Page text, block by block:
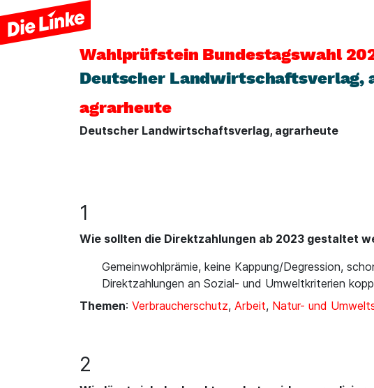
Wahlprüfstein Bundestagswahl
Deutscher Landwirtschaftsverlag,
agrarheute
Deutscher Landwirtschaftsverlag, agrarheute
1
Wie sollten die Direktzahlungen ab 2023 gestaltet
Gemeinwohlprämie, keine Kappung/Degression,
Direktzahlungen an Sozial- und Umweltkriterien
Themen: Verbraucherschutz, Arbeit, Natur- und
2